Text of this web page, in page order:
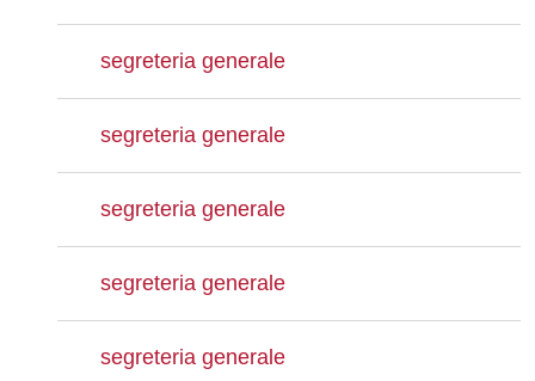
segreteria generale
segreteria generale
segreteria generale
segreteria generale
segreteria generale